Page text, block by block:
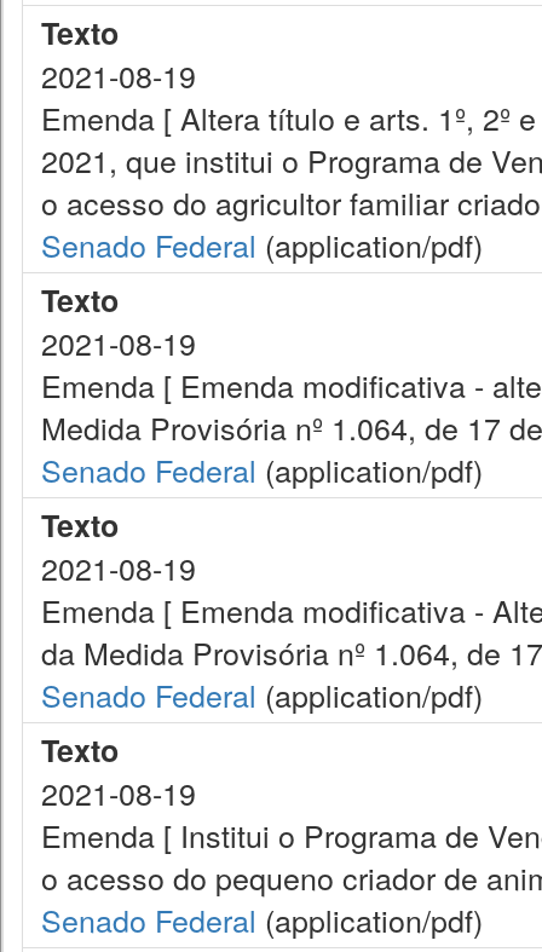
Texto
2021-08-19
Emenda [ Altera título e arts. 1º, 2º
2021, que institui o Programa de
o acesso do agricultor familiar
Senado Federal (application/pdf)
Texto
2021-08-19
Emenda [ Emenda modificativa -
Medida Provisória nº 1.064, de 17
Senado Federal (application/pdf)
Texto
2021-08-19
Emenda [ Emenda modificativa -
da Medida Provisória nº 1.064, de
Senado Federal (application/pdf)
Texto
2021-08-19
Emenda [ Institui o Programa de
o acesso do pequeno criador de
Senado Federal (application/pdf)